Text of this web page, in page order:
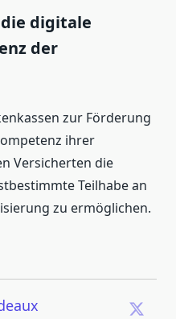
digitale
der
zur Förderung
ihrer
Versicherten die
Teilhabe an
zu ermöglichen.